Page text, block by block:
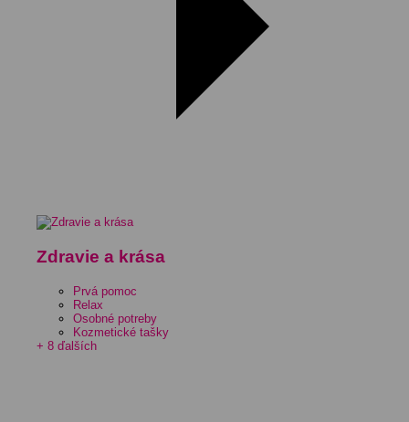
Zdravie a krása
Prvá pomoc
Relax
Osobné potreby
Kozmetické tašky
+ 8 ďalších